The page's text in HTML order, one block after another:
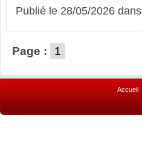
Publié le 28/05/2026 dans
Page : 1
Accueil